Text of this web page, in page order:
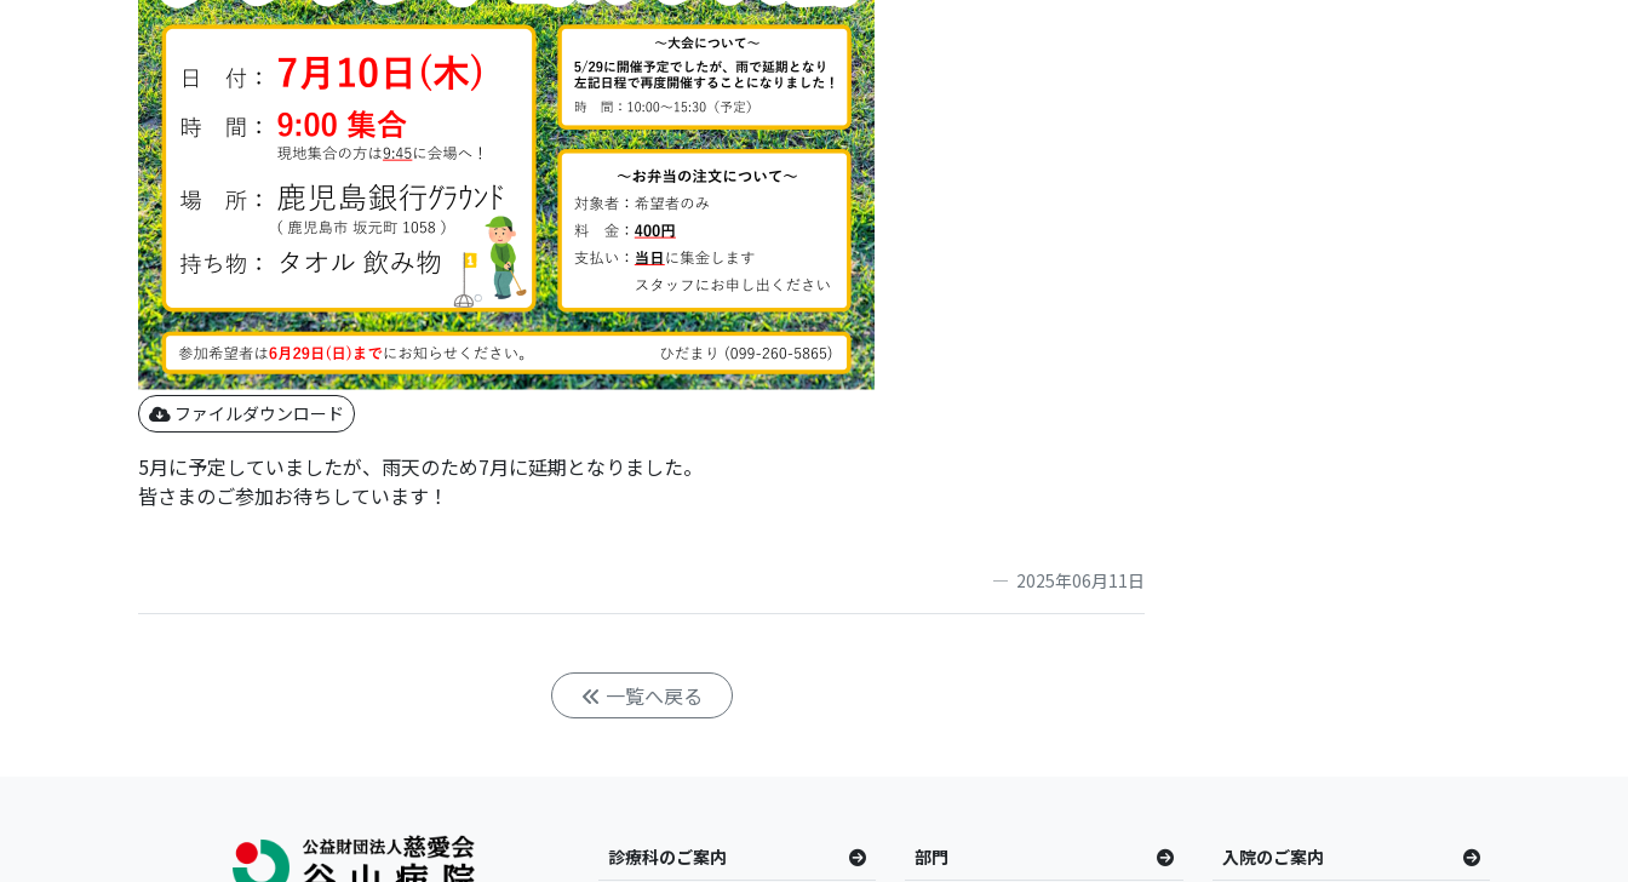
ファイルダウンロード
5月に予定していましたが、雨天のため7月に延期となりました。
皆さまのご参加お待ちしています！
2025年06月11日
一覧へ戻る
診療科のご案内 部門 入院のご案内